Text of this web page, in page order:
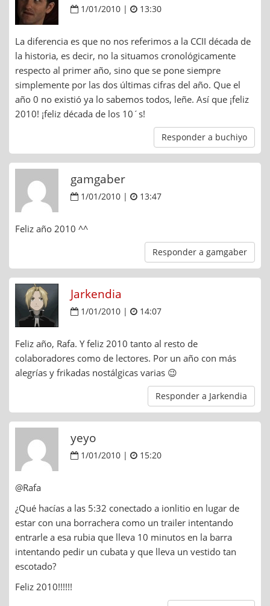
1/01/2010 | 13:30
La diferencia es que no nos referimos a la CCII década de
la historia, es decir, no la situamos cronológicamente
respecto al primer año, sino que se pone siempre
simplemente por las dos últimas cifras del año. Que el
año 0 no existió ya lo sabemos todos, leñe. Así que ¡feliz
2010! ¡feliz década de los 10´s!
Responder a buchiyo
gamgaber
1/01/2010 | 13:47
Feliz año 2010 ^^
Responder a gamgaber
Jarkendia
1/01/2010 | 14:07
Feliz año, Rafa. Y feliz 2010 tanto al resto de
colaboradores como de lectores. Por un año con más
alegrías y frikadas nostálgicas varias 😉
Responder a Jarkendia
yeyo
1/01/2010 | 15:20
@Rafa
¿Qué hacías a las 5:32 conectado a ionlitio en lugar de
estar con una borrachera como un trailer intentando
entrarle a esa rubia que lleva 10 minutos en la barra
intentando pedir un cubata y que lleva un vestido tan
escotado?
Feliz 2010!!!!!!